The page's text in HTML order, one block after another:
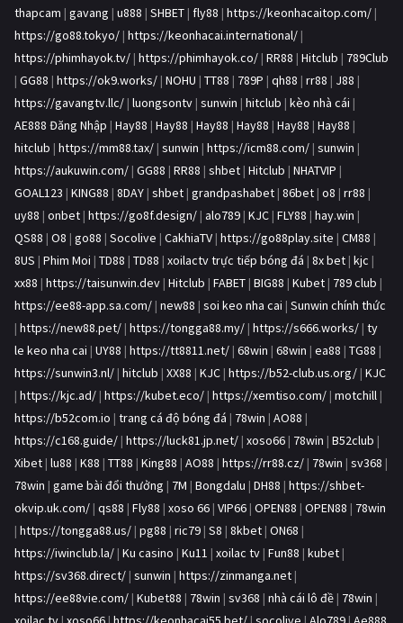
thapcam | gavang | u888 | SHBET | fly88 | https://keonhacaitop.com/ |
https://go88.tokyo/ | https://keonhacai.international/ |
https://phimhayok.tv/ | https://phimhayok.co/ | RR88 | Hitclub | 789Club
| GG88 | https://ok9.works/ | NOHU | TT88 | 789P | qh88 | rr88 | J88 |
https://gavangtv.llc/ | luongsontv | sunwin | hitclub | kèo nhà cái |
AE888 Đăng Nhập | Hay88 | Hay88 | Hay88 | Hay88 | Hay88 | Hay88 |
hitclub | https://mm88.tax/ | sunwin | https://icm88.com/ | sunwin |
https://aukuwin.com/ | GG88 | RR88 | shbet | Hitclub | NHATVIP |
GOAL123 | KING88 | 8DAY | shbet | grandpashabet | 86bet | o8 | rr88 |
uy88 | onbet | https://go8f.design/ | alo789 | KJC | FLY88 | hay.win |
QS88 | O8 | go88 | Socolive | CakhiaTV | https://go88play.site | CM88 |
8US | Phim Moi | TD88 | TD88 | xoilactv trực tiếp bóng đá | 8x bet | kjc |
xx88 | https://taisunwin.dev | Hitclub | FABET | BIG88 | Kubet | 789 club |
https://ee88-app.sa.com/ | new88 | soi keo nha cai | Sunwin chính thức
| https://new88.pet/ | https://tongga88.my/ | https://s666.works/ | ty
le keo nha cai | UY88 | https://tt8811.net/ | 68win | 68win | ea88 | TG88 |
https://sunwin3.nl/ | hitclub | XX88 | KJC | https://b52-club.us.org/ | KJC
| https://kjc.ad/ | https://kubet.eco/ | https://xemtiso.com/ | motchill |
https://b52com.io | trang cá độ bóng đá | 78win | AO88 |
https://c168.guide/ | https://luck81.jp.net/ | xoso66 | 78win | B52club |
Xibet | lu88 | K88 | TT88 | King88 | AO88 | https://rr88.cz/ | 78win | sv368 |
78win | game bài đổi thưởng | 7M | Bongdalu | DH88 | https://shbet-
okvip.uk.com/ | qs88 | Fly88 | xoso 66 | VIP66 | OPEN88 | OPEN88 | 78win
| https://tongga88.us/ | pg88 | ric79 | S8 | 8kbet | ON68 |
https://iwinclub.la/ | Ku casino | Ku11 | xoilac tv | Fun88 | kubet |
https://sv368.direct/ | sunwin | https://zinmanga.net |
https://ee88vie.com/ | Kubet88 | 78win | sv368 | nhà cái lô đề | 78win |